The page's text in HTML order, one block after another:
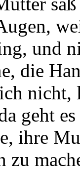
und
die
geht
ihre
zu